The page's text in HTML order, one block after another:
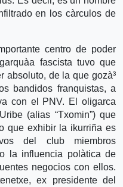
en los cà­rculos de
centro de poder
fascista tuvo que
absoluto, de la que gozà³
bandidos franquistas, a
con el PNV. El oligarca
(alias “Txomin”) que
que exhibir la ikurriña es
del club miembros
la influencia polà­tica de
negocios con ellos.
ex presidente del